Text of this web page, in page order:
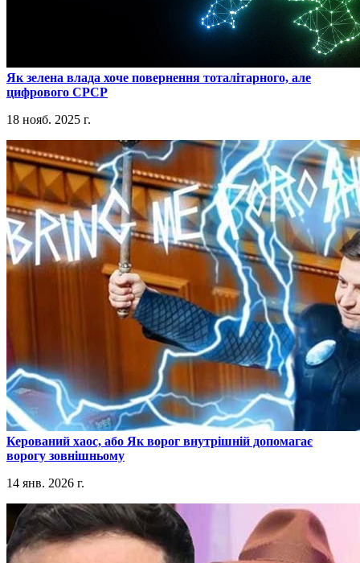
​Як зелена влада хоче повернення тоталітарного, але
цифрового СРСР
18 нояб. 2025 г.
​Керований хаос, або Як ворог внутрішній допомагає
ворогу зовнішньому
14 янв. 2026 г.